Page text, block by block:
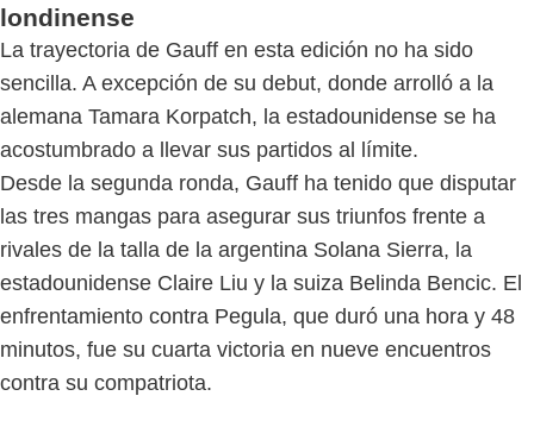
londinense
La trayectoria de Gauff en esta edición no ha sido
sencilla. A excepción de su debut, donde arrolló a la
alemana Tamara Korpatch, la estadounidense se ha
acostumbrado a llevar sus partidos al límite.
Desde la segunda ronda, Gauff ha tenido que disputar
las tres mangas para asegurar sus triunfos frente a
rivales de la talla de la argentina Solana Sierra, la
estadounidense Claire Liu y la suiza Belinda Bencic. El
enfrentamiento contra Pegula, que duró una hora y 48
minutos, fue su cuarta victoria en nueve encuentros
contra su compatriota.